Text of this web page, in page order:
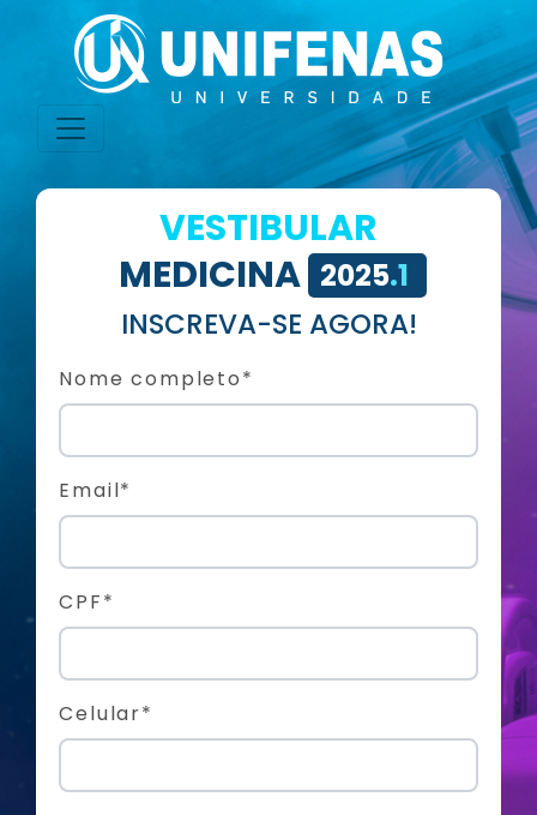
VESTIBULAR
MEDICINA 2025.1
INSCREVA-SE AGORA!
Nome completo*
Email*
CPF*
Celular*